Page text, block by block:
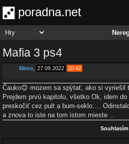
poradna.net
Mafia 3 ps4
Mims 27.09.2022 20:42
Čauko😊 mozem sa spýtať, ako si vyriešil
Prejdem prvú kapitolu, všetko Ok, idem
preskočiť cez pult a bum-seklo….
a znova to iste na tom istom mieste ..
Souhlasím